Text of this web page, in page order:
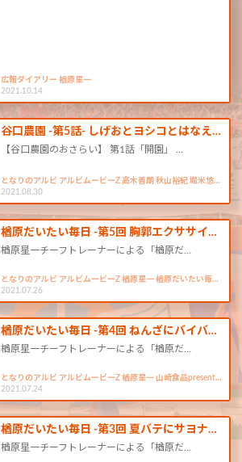
広報ダイアリー 楢原星一
2021.10.14
谷口農園 -第5話- しげおとヨシコとはなえ…
【谷口農園のおさらい】 第1話「開園」 …
となりのアルビ アルビムービーZ 高木善朗 秋山裕紀 堀米悠…
2021.08.30
楢原だいたい毎日 -第5回 胸郭エクササイ…
楢原星一チーフトレーナーによる「楢原だ…
となりのアルビ アルビムービーZ 楢原星一 楢原だいたい毎…
2021.07.26
楢原だいたい毎日 -第4回 ねんざにバイバ…
楢原星一チーフトレーナーによる「楢原だ…
となりのアルビ アルビムービーZ 楢原星一 山崎食品present…
2021.07.24
楢原だいたい毎日 -第3回 夏バテにサヨナ…
楢原星一チーフトレーナーによる「楢原だ…